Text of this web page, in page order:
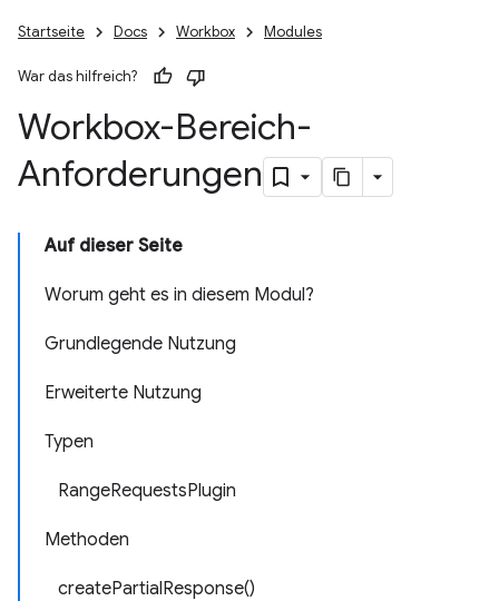
Startseite Docs Workbox Modules
War das hilfreich?
Workbox-Bereich-
Anforderungen
Auf dieser Seite
Worum geht es in diesem Modul?
Grundlegende Nutzung
Erweiterte Nutzung
Typen
RangeRequestsPlugin
Methoden
createPartialResponse()